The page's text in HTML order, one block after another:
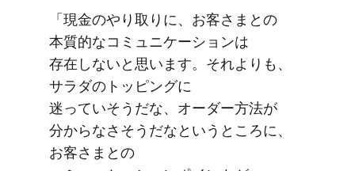
「現金の​やり​取りに、​お客さまとの​
本質的な​コミュニケーションは​
存在しないと​思います。​それよりも、​
サラダの​トッピングに​
迷っていそうだな、​オーダー方​法が​
分からなさそうだなと​いう​ところに、​
お客さまとの​